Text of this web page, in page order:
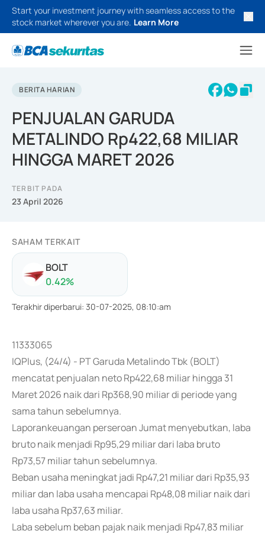
Start your investment journey with seamless access to the
stock market wherever you are. Learn More
BERITA HARIAN
PENJUALAN GARUDA
METALINDO Rp422,68 MILIAR
HINGGA MARET 2026
TERBIT PADA
23 April 2026
SAHAM TERKAIT
BOLT
0.42%
Terakhir diperbarui: 30-07-2025, 08:10:am
11333065
IQPlus, (24/4) - PT Garuda Metalindo Tbk (BOLT)
mencatat penjualan neto Rp422,68 miliar hingga 31
Maret 2026 naik dari Rp368,90 miliar di periode yang
sama tahun sebelumnya.
Laporankeuangan perseroan Jumat menyebutkan, laba
bruto naik menjadi Rp95,29 miliar dari laba bruto
Rp73,57 miliar tahun sebelumnya.
Beban usaha meningkat jadi Rp47,21 miliar dari Rp35,93
miliar dan laba usaha mencapai Rp48,08 miliar naik dari
laba usaha Rp37,63 miliar.
Laba sebelum beban pajak naik menjadi Rp47,83 miliar